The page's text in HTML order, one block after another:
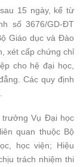
15 ngày, kể từ
số 3676/GD-ĐT
Giáo dục và Đào
xét cấp chứng chỉ
cho hệ đại học,
Các quy định
trưởng Vụ Đại học
quan thuộc Bộ
học viện; Hiệu
trách nhiệm thi